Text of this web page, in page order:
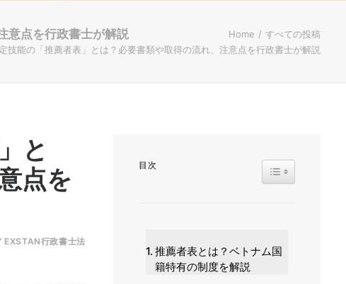
意点を行政書士が解説 Home
すべての投稿
技能の「推薦者表」とは？必要書類や取得の流れ、注意点を行政書士が解説
と
点を
EXSTAN行政書士法
目次 TOGGLE
推薦者表とは？ベトナム国
籍特有の制度を解説